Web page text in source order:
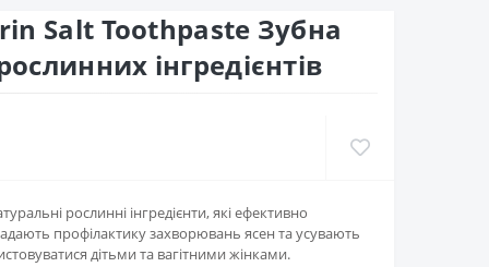
Salt Toothpaste Зубна
інгредієнтів
рослинні інгредієнти, які ефективно
профілактику захворювань ясен та усувають
дітьми та вагітними жінками.